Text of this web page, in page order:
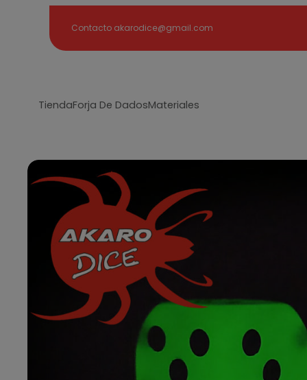
Contacto akarodice@gmail.com
TiendaForja De DadosMateriales
Search